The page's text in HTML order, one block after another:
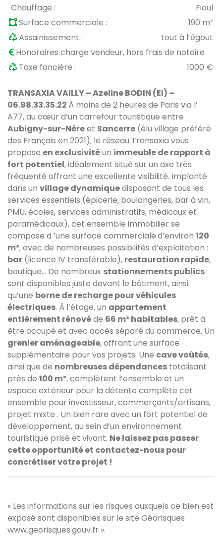
Chauffage :
Fioul
Surface commerciale :
190 m²
Assainissement :
tout à l’égout
Honoraires charge vendeur, hors frais de notaire
Taxe foncière :
1000 €
TRANSAXIA VAILLY – Azeline BODIN (EI) –
06.98.33.35.22 À moins de 2 heures de Paris via l’
A77, au cœur d’un carrefour touristique entre
Aubigny-sur-Nèreet Sancerre (élu village préféré
des Français en 2021), le réseau Transaxia vous
propose en exclusivitéun immeuble de rapport à
fort potentiel, idéalement situé sur un axe très
fréquenté offrant une excellente visibilité. Implanté
dans un village dynamiquedisposant de tous les
services essentiels (épicerie, boulangeries, bar à vin,
PMU, écoles, services administratifs, médicaux et
paramédicaux), cet ensemble immobilier se
compose d ’une surface commercialed’environ 120
m², avec de nombreuses possibilités d’exploitation :
bar (licence IV transférable), restauration rapide,
boutique... De nombreux stationnements publics
sont disponibles juste devant le bâtiment, ainsi
qu’une borne de recharge pour véhicules
électriques. À l’étage, un appartement
entièrement rénovéde 66 m² habitables, prêt à
être occupé et avec accès séparé du commerce. Un
grenier aménageable, offrant une surface
supplémentaire pour vos projets. Une cave voûtée,
ainsi que de nombreuses dépendances totalisant
près de 100 m², complètent l’ensemble et un
espace extérieur pour la détente complète cet
ensemble pour investisseur, commerçants/artisans,
projet mixte . Un bien rare avec un fort potentiel de
développement, au sein d’un environnement
touristique prisé et vivant. Ne laissez pas passer
cette opportunité et contactez-nous pour
concrétiser votre projet !
« Les informations sur les risques auxquels ce bien est
exposé sont disponibles sur le site Géorisques
www.georisques.gouv.fr ».